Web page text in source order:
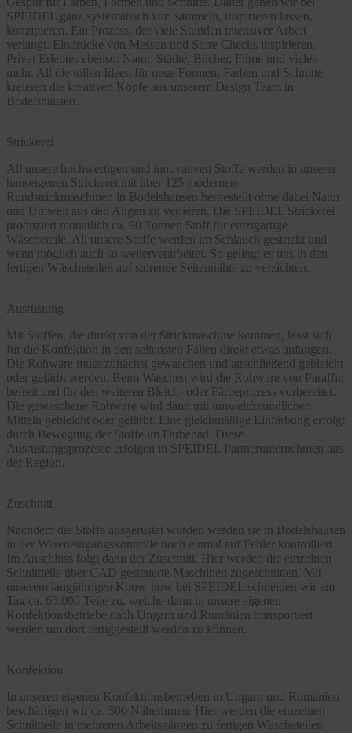
SPEIDEL ganz systematisch vor: sammeln, inspirieren lassen,
konzipieren. Ein Prozess, der viele Stunden intensiver Arbeit
verlangt. Eindrücke von Messen und Store Checks inspirieren.
Privat Erlebtes ebenso: Natur, Städte, Bücher, Filme und vieles
mehr. All die tollen Ideen für neue Formen, Farben und Schnitte
kreieren die kreativen Köpfe aus unserem Design Team in
Bodelshausen.
Strickerei
All unsere hochwertigen und innovativen Stoffe werden in unserer
hauseigenen Strickerei mit über 125 modernen
Rundstrickmaschinen in Bodelshausen hergestellt ohne dabei Natur
und Umwelt aus den Augen zu verlieren. Die SPEIDEL Strickerei
produziert monatlich ca. 90 Tonnen Stoff für einzigartige
Wäscheteile. All unsere Stoffe werden im Schlauch gestrickt und
wenn möglich auch so weiterverarbeitet. So gelingt es uns in den
fertigen Wäscheteilen auf störende Seitennähte zu verzichten.
Ausrüstung
Mit Stoffen, die direkt von der Strickmaschine kommen, lässt sich
für die Konfektion in den seltensten Fällen direkt etwas anfangen.
Die Rohware muss zunächst gewaschen und anschließend gebleicht
oder gefärbt werden. Beim Waschen wird die Rohware von Paraffin
befreit und für den weiteren Bleich- oder Färbeprozess vorbereitet.
Die gewaschene Rohware wird dann mit umweltfreundlichen
Mitteln gebleicht oder gefärbt. Eine gleichmäßige Einfärbung erfolgt
durch Bewegung der Stoffe im Färbebad. Diese
Ausrüstungsprozesse erfolgen in SPEIDEL Partnerunternehmen aus
der Region.
Zuschnitt
Nachdem die Stoffe ausgerüstet wurden werden sie in Bodelshausen
in der Wareneingangskontrolle noch einmal auf Fehler kontrolliert.
Im Anschluss folgt dann der Zuschnitt. Hier werden die einzelnen
Schnittteile über CAD gesteuerte Maschinen zugeschnitten. Mit
unserem langjährigen Know-how bei SPEIDEL schneiden wir am
Tag ca. 65.000 Teile zu, welche dann in unsere eigenen
Konfektionsbetriebe nach Ungarn und Rumänien transportiert
werden um dort fertiggestellt werden zu können.
Konfektion
In unseren eigenen Konfektionsbetrieben in Ungarn und Rumänien
beschäftigen wir ca. 500 Näherinnen. Hier werden die einzelnen
Schnittteile in mehreren Arbeitsgängen zu fertigen Wäscheteilen